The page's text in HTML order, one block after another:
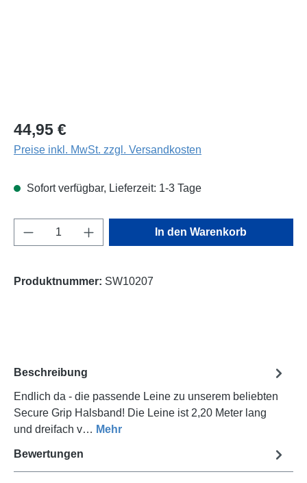
Regulärer Preis:
44,95 €
Preise inkl. MwSt. zzgl. Versandkosten
Sofort verfügbar, Lieferzeit: 1-3 Tage
Produkt Anzahl: Gib den gewünschten
In den Warenkorb
Produktnummer: SW10207
Beschreibung
Endlich da - die passende Leine zu unserem beliebten
Secure Grip Halsband! Die Leine ist 2,20 Meter lang
und dreifach v… Mehr
Bewertungen